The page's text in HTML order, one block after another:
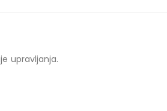
upravljanja.